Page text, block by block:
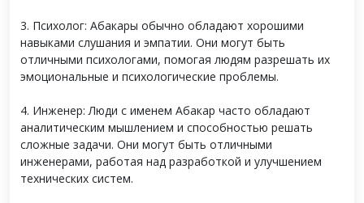
3. Психолог: Абакары обычно обладают хорошими
навыками слушания и эмпатии. Они могут быть
отличными психологами, помогая людям разрешать их
эмоциональные и психологические проблемы.
4. Инженер: Люди с именем Абакар часто обладают
аналитическим мышлением и способностью решать
сложные задачи. Они могут быть отличными
инженерами, работая над разработкой и улучшением
технических систем.